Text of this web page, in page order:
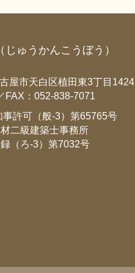
じゅうかんこうぼう）
屋市天白区植田東3丁目1424
FAX：052-838-7071
許可（般-3）第65765号
二級建築士事務所
（ろ-3）第7032号